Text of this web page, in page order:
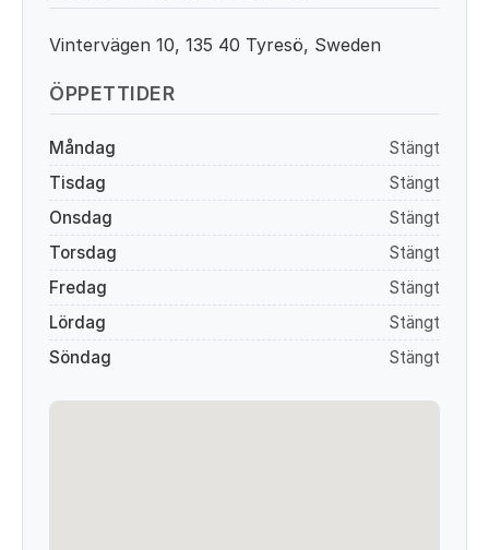
Vintervägen 10, 135 40 Tyresö, Sweden
ÖPPETTIDER
Måndag
Stängt
Tisdag
Stängt
Onsdag
Stängt
Torsdag
Stängt
Fredag
Stängt
Lördag
Stängt
Söndag
Stängt